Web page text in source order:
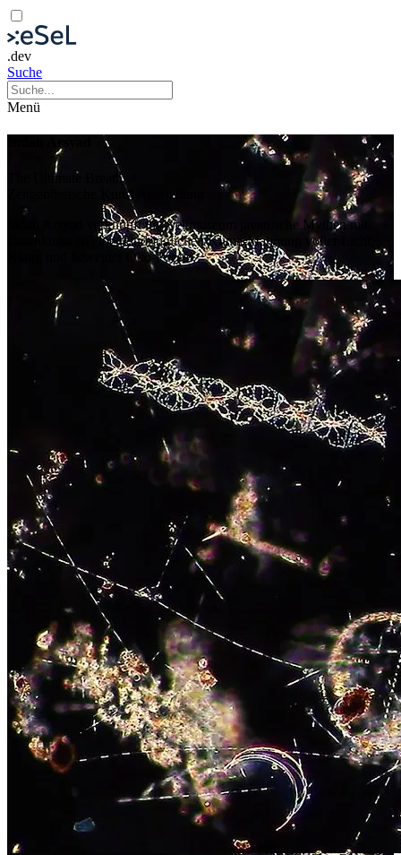
.dev
Suche
Menü
Indah Arsyad
The Ultimate Breath
Zeitgenössische Kunst
Ausstellung
Indah Arsyad verknüpft im Weltmuseum javanische Mythen mit
Datenkunst zu einer eindringlichen Klima-Mahnung voller Licht,
Klang und bewegter Öko-Poesie.